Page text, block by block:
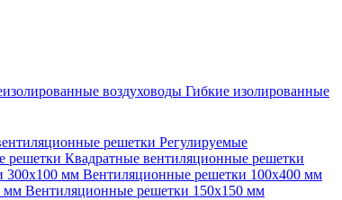
воздуховоды Гибкие изолированные
решетки Регулируемые
решетки Квадратные вентиляционные решетки
300х100 мм Вентиляционные решетки 100х400 мм
мм Вентиляционные решетки 150х150 мм